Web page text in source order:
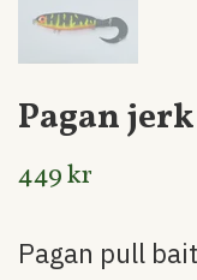
Pagan jerk
449 kr
Pagan pull